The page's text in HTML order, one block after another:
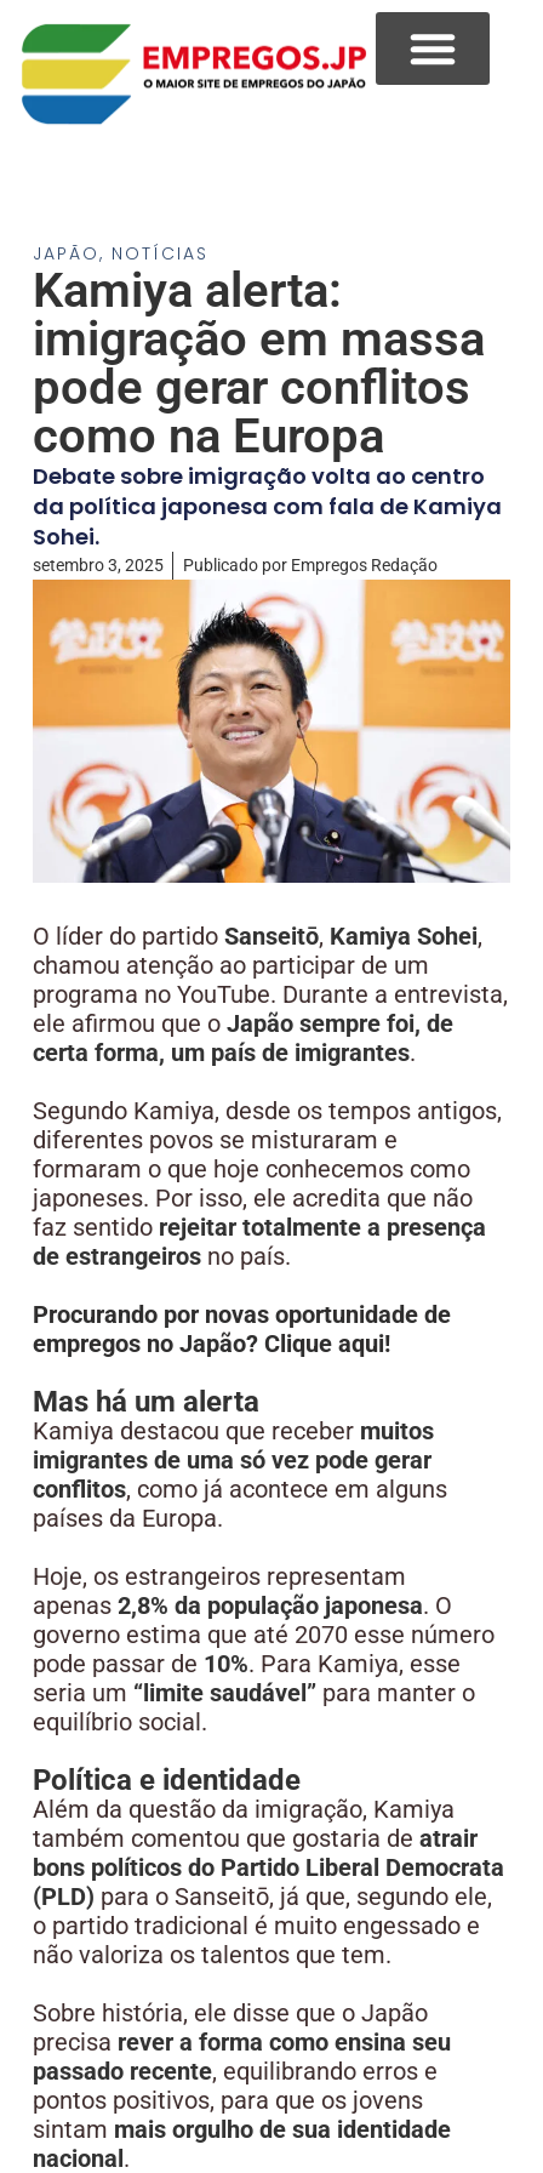
JAPÃO, NOTÍCIAS
Kamiya alerta:
imigração em massa
pode gerar conflitos
como na Europa
Debate sobre imigração volta ao centro
da política japonesa com fala de Kamiya
Sohei.
setembro 3, 2025 Publicado porEmpregos Redação
O líder do partido Sanseitō, Kamiya Sohei,
chamou atenção ao participar de um
programa no YouTube. Durante a entrevista,
ele afirmou que o Japão sempre foi, de
certa forma, um país de imigrantes.
Segundo Kamiya, desde os tempos antigos,
diferentes povos se misturaram e
formaram o que hoje conhecemos como
japoneses. Por isso, ele acredita que não
faz sentido rejeitar totalmente a presença
de estrangeirosno país.
Procurando por novas oportunidade de
empregos no Japão? Clique aqui!
Mas há um alerta
Kamiya destacou que receber muitos
imigrantes de uma só vez pode gerar
conflitos, como já acontece em alguns
países da Europa.
Hoje, os estrangeiros representam
apenas 2,8% da população japonesa. O
governo estima que até 2070 esse número
pode passar de 10%. Para Kamiya, esse
seria um “limite saudável”para manter o
equilíbrio social.
Política e identidade
Além da questão da imigração, Kamiya
também comentou que gostaria de atrair
bons políticos do Partido Liberal Democrata
(PLD) para o Sanseitō, já que, segundo ele,
o partido tradicional é muito engessado e
não valoriza os talentos que tem.
Sobre história, ele disse que o Japão
precisa rever a forma como ensina seu
passado recente, equilibrando erros e
pontos positivos, para que os jovens
sintam mais orgulho de sua identidade
nacional.